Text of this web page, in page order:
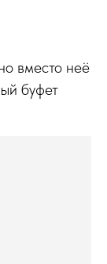
вместо неё
буфет